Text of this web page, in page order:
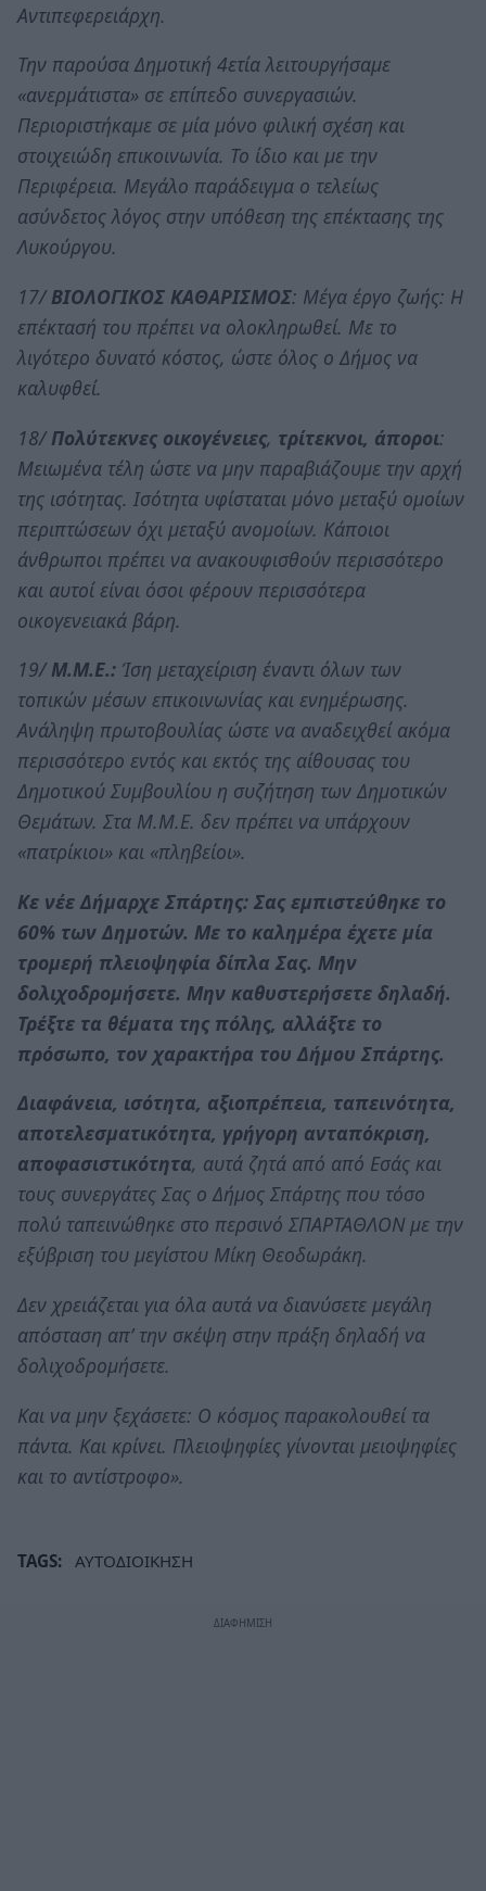
Αντιπεφερειάρχη.
Την παρούσα Δημοτική 4ετία λειτουργήσαμε
«ανερμάτιστα» σε επίπεδο συνεργασιών.
Περιοριστήκαμε σε μία μόνο φιλική σχέση και
στοιχειώδη επικοινωνία. Το ίδιο και με την
Περιφέρεια. Μεγάλο παράδειγμα ο τελείως
ασύνδετος λόγος στην υπόθεση της επέκτασης της
Λυκούργου.
17/ΒΙΟΛΟΓΙΚΟΣ ΚΑΘΑΡΙΣΜΟΣ: Μέγα έργο ζωής: Η
επέκτασή του πρέπει να ολοκληρωθεί. Με το
λιγότερο δυνατό κόστος, ώστε όλος ο Δήμος να
καλυφθεί.
18/Πολύτεκνες οικογένειες, τρίτεκνοι, άποροι:
Μειωμένα τέλη ώστε να μην παραβιάζουμε την αρχή
της ισότητας. Ισότητα υφίσταται μόνο μεταξύ ομοίων
περιπτώσεων όχι μεταξύ ανομοίων. Κάποιοι
άνθρωποι πρέπει να ανακουφισθούν περισσότερο
και αυτοί είναι όσοι φέρουν περισσότερα
οικογενειακά βάρη.
19/Μ.Μ.Ε.: Ίση μεταχείριση έναντι όλων των
τοπικών μέσων επικοινωνίας και ενημέρωσης.
Ανάληψη πρωτοβουλίας ώστε να αναδειχθεί ακόμα
περισσότερο εντός και εκτός της αίθουσας του
Δημοτικού Συμβουλίου η συζήτηση των Δημοτικών
Θεμάτων. Στα Μ.Μ.Ε. δεν πρέπει να υπάρχουν
«πατρίκιοι» και «πληβείοι».
Κε νέε Δήμαρχε Σπάρτης: Σας εμπιστεύθηκε το
60% των Δημοτών. Με το καλημέρα έχετε μία
τρομερή πλειοψηφία δίπλα Σας. Μην
δολιχοδρομήσετε. Μην καθυστερήσετε δηλαδή.
Τρέξτε τα θέματα της πόλης, αλλάξτε το
πρόσωπο, τον χαρακτήρα του Δήμου Σπάρτης.
Διαφάνεια, ισότητα, αξιοπρέπεια, ταπεινότητα,
αποτελεσματικότητα, γρήγορη ανταπόκριση,
αποφασιστικότητα, αυτά ζητά από από Εσάς και
τους συνεργάτες Σας ο Δήμος Σπάρτης που τόσο
πολύ ταπεινώθηκε στο περσινό ΣΠΑΡΤΑΘΛΟΝ με την
εξύβριση του μεγίστου Μίκη Θεοδωράκη.
Δεν χρειάζεται για όλα αυτά να διανύσετε μεγάλη
απόσταση απ’ την σκέψη στην πράξη δηλαδή να
δολιχοδρομήσετε.
Και να μην ξεχάσετε: Ο κόσμος παρακολουθεί τα
πάντα. Και κρίνει. Πλειοψηφίες γίνονται μειοψηφίες
και το αντίστροφο».
TAGS: ΑΥΤΟΔΙΟΙΚΗΣΗ